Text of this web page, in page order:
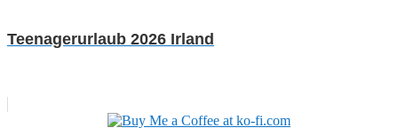
Teenagerurlaub 2026 Irland